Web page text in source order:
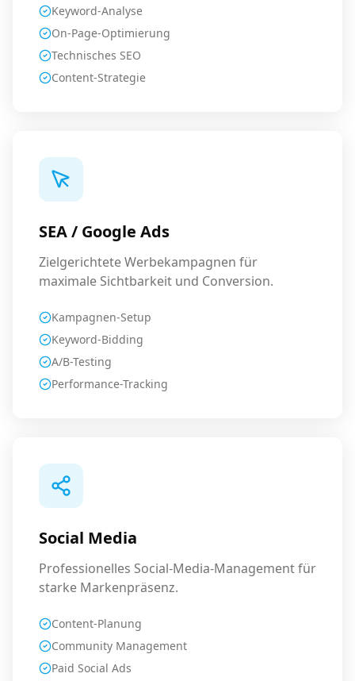
Keyword-Analyse
On-Page-Optimierung
Technisches SEO
Content-Strategie
SEA / Google Ads
Zielgerichtete Werbekampagnen für
maximale Sichtbarkeit und Conversion.
Kampagnen-Setup
Keyword-Bidding
A/B-Testing
Performance-Tracking
Social Media
Professionelles Social-Media-Management für
starke Markenpräsenz.
Content-Planung
Community Management
Paid Social Ads